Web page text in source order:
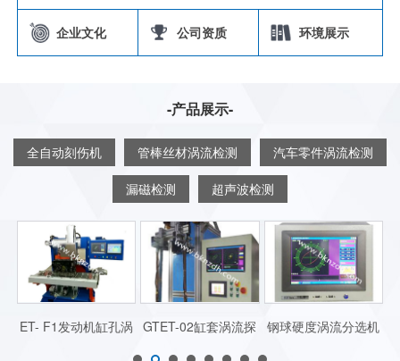
企业文化 公司资质 环境展示
-产品展示-
全自动刻伤机 管棒丝材涡流检测 汽车零件涡流检测
漏磁检测 超声波检测
ET- F1发动机缸孔涡
GTET-02缸套涡流探
伤机
钢球硬度涡流分选机